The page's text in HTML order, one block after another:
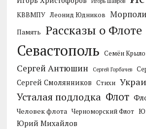
КВВМПУ Леонид Юдников
Память Рассказы о Флоте
Севастополь Семён
Сергей Антюшин Сергей Горбачев
Сергей Смолянников Стихи
Усталая подлодка Флот
Человек флота Черноморский Флот
Юрий Михайлов